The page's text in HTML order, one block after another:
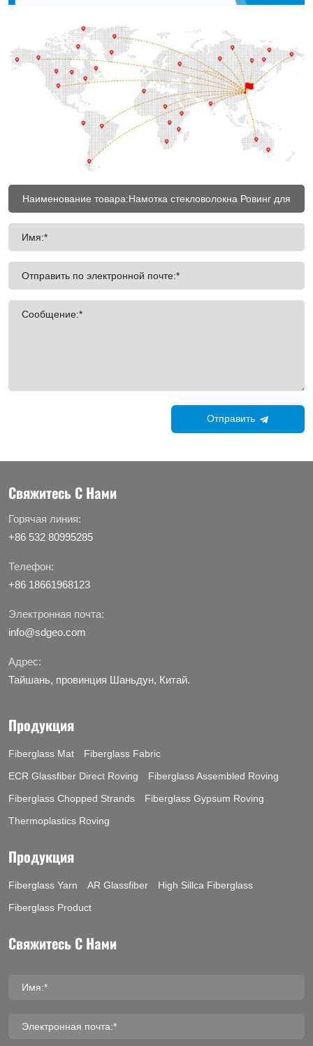
Имя:*
Отправить по электронной почте:*
Сообщение:*
Отправить
Свяжитесь С Нами
Горячая линия:
+86 532 80995285
Телефон:
+86 18661968123
Электронная почта:
info@sdgeo.com
Адрес:
Тайшань, провинция Шаньдун, Китай.
Продукция
Fiberglass Mat
Fiberglass Fabric
ECR Glassfiber Direct Roving
Fiberglass Assembled Roving
Fiberglass Chopped Strands
Fiberglass Gypsum Roving
Thermoplastics Roving
Продукция
Fiberglass Yarn AR Glassfiber
High Sillca Fiberglass
Fiberglass Product
Свяжитесь С Нами
Имя:*
Электронная почта:*